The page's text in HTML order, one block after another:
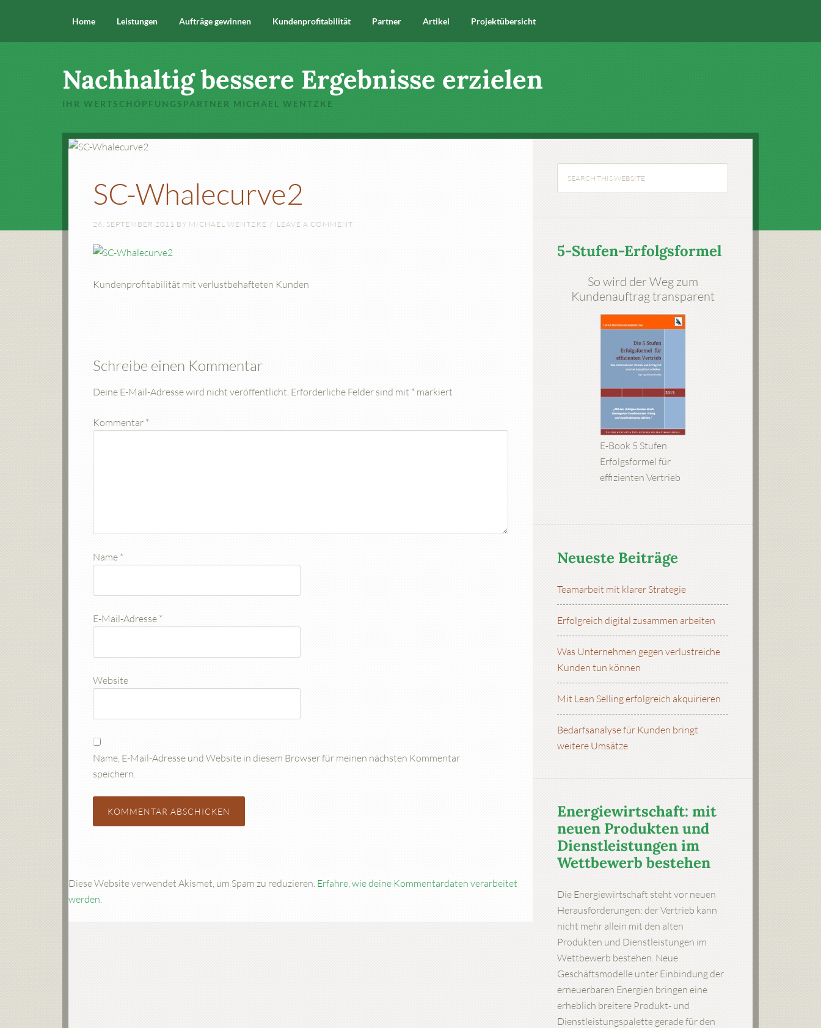
Home Leistungen Aufträge gewinnen Kundenprofitabilität Partner Artikel Projektübersicht
Nachhaltig bessere Ergebnisse erzielen
IHR WERTSCHÖPFUNGSPARTNER MICHAEL WENTZKE
SC-Whalecurve2
26. SEPTEMBER 2011 BY MICHAEL WENTZKE LEAVE A COMMENT
Kundenprofitabilität mit verlustbehafteten Kunden
Schreibe einen Kommentar
Deine E-Mail-Adresse wird nicht veröffentlicht. Erforderliche Felder sind mit * markiert
Kommentar *
Name *
E-Mail-Adresse *
Website
Name, E-Mail-Adresse und Website in diesem Browser für meinen nächsten Kommentar
speichern.
Diese Website verwendet Akismet, um Spam zu reduzieren. Erfahre, wie deine Kommentardaten verarbeitet
werden.
5-Stufen-Erfolgsformel
So wird der Weg zum
Kundenauftrag transparent
E-Book 5 Stufen
Erfolgsformel für
effizienten Vertrieb
Neueste Beiträge
Teamarbeit mit klarer Strategie
Erfolgreich digital zusammen arbeiten
Was Unternehmen gegen verlustreiche
Kunden tun können
Mit Lean Selling erfolgreich akquirieren
Bedarfsanalyse für Kunden bringt
weitere Umsätze
Energiewirtschaft: mit
neuen Produkten und
Dienstleistungen im
Wettbewerb bestehen
Die Energiewirtschaft steht vor neuen
Herausforderungen: der Vertrieb kann
nicht mehr allein mit den alten
Produkten und Dienstleistungen im
Wettbewerb bestehen. Neue
Geschäftsmodelle unter Einbindung der
erneuerbaren Energien bringen eine
erheblich breitere Produkt- und
Dienstleistungspalette gerade für den